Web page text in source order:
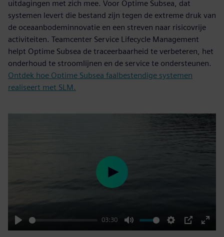
uitdagingen met zich mee. Voor Optime Subsea, dat
systemen levert die bestand zijn tegen de extreme druk van
de oceaanbodeminnovatie en een streven naar risicovrije
activiteiten. Teamcenter Service Lifecycle Management
helpt Optime Subsea de traceerbaarheid te verbeteren, het
onderhoud te stroomlijnen en de service te ondersteunen.
Ontdek hoe Optime Subsea faalbestendige systemen
realiseert met SLM.
Play
03:30
Mute Settings
PIP
Enter
Play